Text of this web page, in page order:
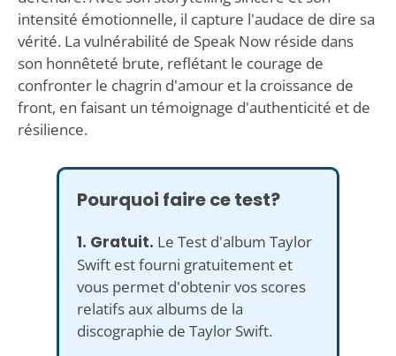
intensité émotionnelle, il capture l'audace de dire sa
vérité. La vulnérabilité de Speak Now réside dans
son honnêteté brute, reflétant le courage de
confronter le chagrin d'amour et la croissance de
front, en faisant un témoignage d'authenticité et de
résilience.
Pourquoi faire ce test?
1. Gratuit. Le Test d'album Taylor
Swift est fourni gratuitement et
vous permet d'obtenir vos scores
relatifs aux albums de la
discographie de Taylor Swift.